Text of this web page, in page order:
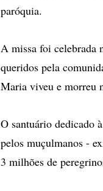
paróquia.
A missa foi celebrada
queridos pela
Maria viveu e morreu
O santuário dedicado
pelos muçulmanos -
3 milhões de